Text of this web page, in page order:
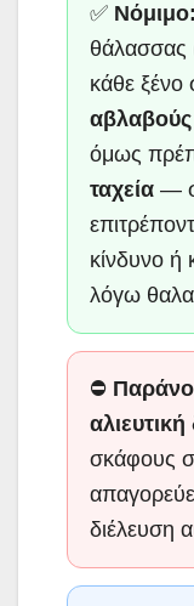
✅ Νόμιμο:
θάλασσας
κάθε ξένο
αβλαβούς
όμως
ταχεία —
κίνδυνο ή
λόγω
⛔
σκάφους
διέλευση